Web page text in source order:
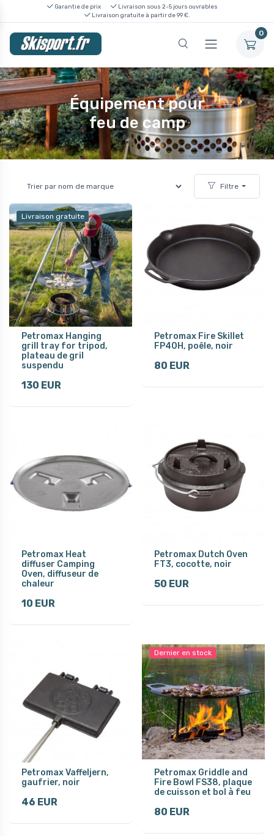
Garantie de prix
Livraison sous 2-5 jours ouvrables
Livraison gratuite à partir de 99 €.
0
Équipement pour
feu de camp
Filtre
Livraison gratuite
Petromax Hanging
grill tray for tripod,
plateau de gril
suspendu
130 EUR
Petromax Fire Skillet
FP40H, poêle, noir
80 EUR
Petromax Heat
diffuser Camping
Oven, diffuseur de
chaleur
10 EUR
Petromax Dutch Oven
FT3, cocotte, noir
50 EUR
Petromax Vaffeljern,
gaufrier, noir
46 EUR
Dernier en stock
Petromax Griddle and
Fire Bowl FS38, plaque
de cuisson et bol à feu
80 EUR